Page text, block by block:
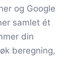
og Google
samlet ét
din
beregning,